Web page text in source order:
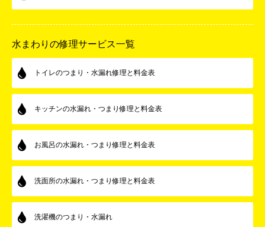
水まわりの修理サービス一覧
トイレのつまり・水漏れ修理と料金表
キッチンの水漏れ・つまり修理と料金表
お風呂の水漏れ・つまり修理と料金表
洗面所の水漏れ・つまり修理と料金表
洗濯機のつまり・水漏れ